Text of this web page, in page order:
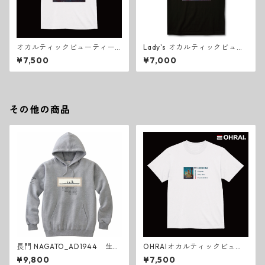
オカルティックビューティーF
RONTプリントWHT_生賴範義
illustration's
¥7,500
Lady's オカルティックビュー
ティーFRONTプリントBKT_生
賴範義illustration's
¥7,000
その他の商品
長門 NAGATO_AD1944 生賴
範義_軍艦画フーデットパーカ
¥9,800
OHRAIオカルティックビュー
ティーNOI_WHT_生賴範義illu
¥7,500